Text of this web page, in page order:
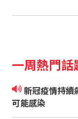
一周熱門話
新冠疫情持續飆升 常見八大症狀 沒發燒也
可能感染